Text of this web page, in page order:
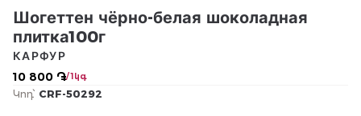
Шогеттен чёрно-белая шоколадная
плитка100г
10 800 ֏/ 1կգ
КАРФУР
Կոդ՝ CRF-50292